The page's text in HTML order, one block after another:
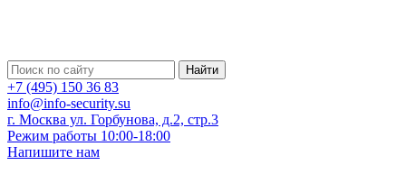
Найти
+7 (495) 150 36 83
info@info-security.su
г. Москва ул. Горбунова, д.2, стр.3
Режим работы 10:00-18:00
Напишите нам